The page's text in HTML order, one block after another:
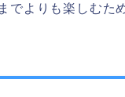
でよりも楽しむた